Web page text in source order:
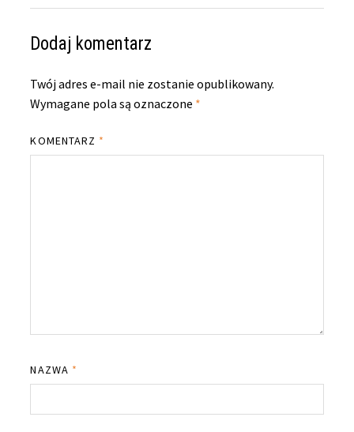
Dodaj komentarz
Twój adres e-mail nie zostanie opublikowany.
Wymagane pola są oznaczone *
KOMENTARZ *
NAZWA *